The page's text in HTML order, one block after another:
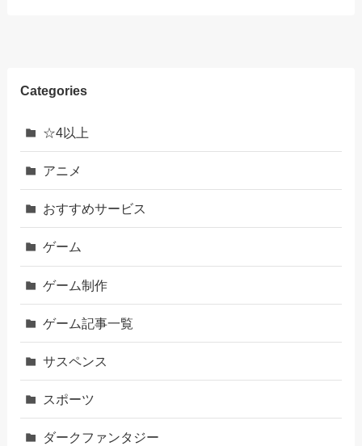
Categories
☆4以上
アニメ
おすすめサービス
ゲーム
ゲーム制作
ゲーム記事一覧
サスペンス
スポーツ
ダークファンタジー